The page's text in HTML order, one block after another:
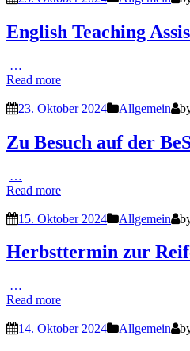
English Teaching
…
Read more
23. Oktober 2024 Allgemein
Zu Besuch auf der
…
Read more
15. Oktober 2024 Allgemein
Herbsttermin zur
…
Read more
14. Oktober 2024 Allgemein